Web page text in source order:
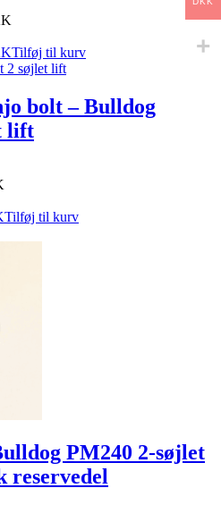
Tilføj til kurv
bolt – Bulldog
lift
Tilføj til kurv
PM240 2‑søjlet
reservedel